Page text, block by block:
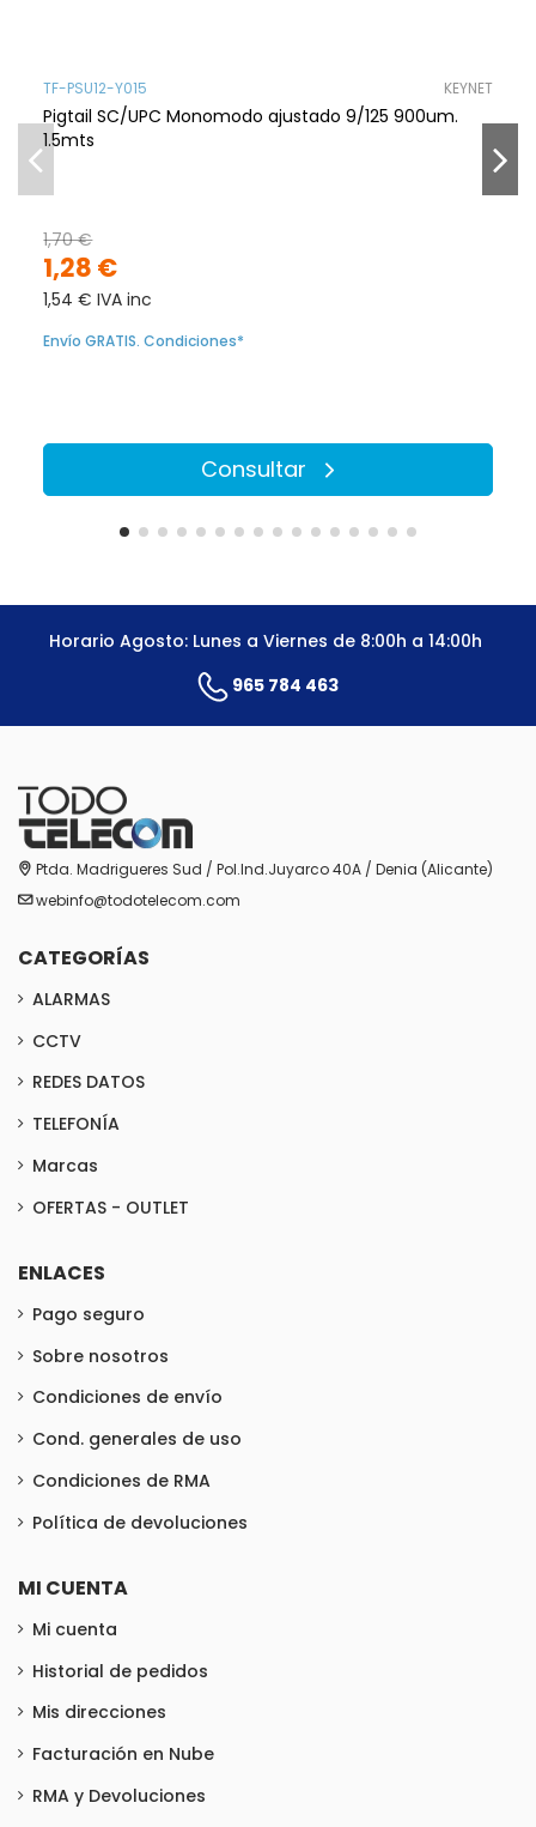
TF-PSU12-Y015 KEYNET
Pigtail SC/UPC Monomodo ajustado 9/125 900um.
1.5mts
1,28 €
1,70 €
1,54 € IVA inc
Envío GRATIS. Condiciones*
Consultar
Horario Agosto: Lunes a Viernes de 8:00h a 14:00h
965 784 463
Ptda. Madrigueres Sud / Pol.Ind.Juyarco 40A / Denia (Alicante)
webinfo@todotelecom.com
CATEGORÍAS
ALARMAS
CCTV
REDES DATOS
TELEFONÍA
Marcas
OFERTAS - OUTLET
ENLACES
Pago seguro
Sobre nosotros
Condiciones de envío
Cond. generales de uso
Condiciones de RMA
Política de devoluciones
MI CUENTA
Mi cuenta
Historial de pedidos
Mis direcciones
Facturación en Nube
RMA y Devoluciones